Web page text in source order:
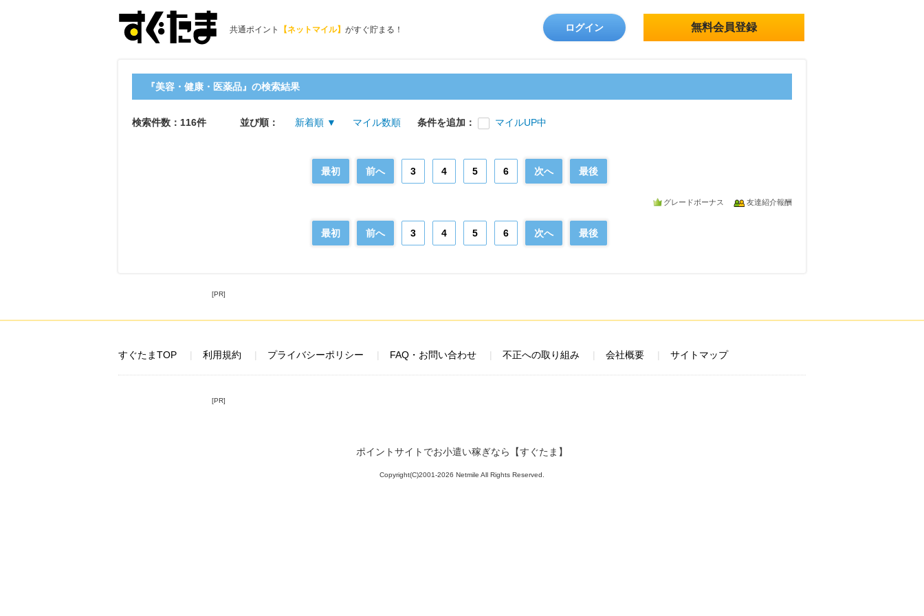
共通ポイント 【ネットマイル】 がすぐ貯まる！ ログイン 無料会員登録
『美容・健康・医薬品』の検索結果
検索件数：116件 並び順： 新着順 ▼ マイル数順 条件を追加： マイルUP中
最初 前へ 3 4 5 6 次へ 最後
グレードボーナス 友達紹介報酬
最初 前へ 3 4 5 6 次へ 最後
[PR]
すぐたまTOP 利用規約 プライバシーポリシー FAQ・お問い合わせ 不正への取り組み 会社概要 サイトマップ
[PR]
ポイントサイトでお小遣い稼ぎなら【すぐたま】
Copyright(C)2001-2026 Netmile All Rights Reserved.